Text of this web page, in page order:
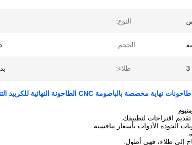
النوع:
الحجم: د25*100
3 طلاء:
طاحونات نهاية مخصصة بالباصومة CNC الطاحونة النهائية للكربيد التنغستن الألومنيوم
اقتراحات لتطبيقك.